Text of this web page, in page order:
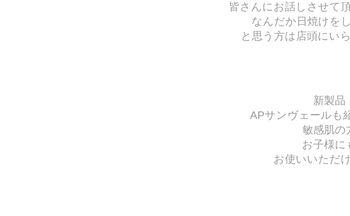
皆さんにお話しさせて
なんだか日焼けを
と思う方は店頭にい
新製品
APサンヴェールも
敏感肌の
お子様に
お使いいただ